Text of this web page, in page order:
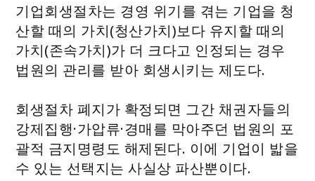
기업회생절차는 경영 위기를 겪는 기업을 청
산할 때의 가치(청산가치)보다 유지할 때의
가치(존속가치)가 더 크다고 인정되는 경우
법원의 관리를 받아 회생시키는 제도다.
회생절차 폐지가 확정되면 그간 채권자들의
강제집행·가압류·경매를 막아주던 법원의 포
괄적 금지명령도 해제된다. 이에 기업이 밟을
수 있는 선택지는 사실상 파산뿐이다.